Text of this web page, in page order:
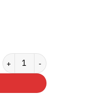
كمية موسم